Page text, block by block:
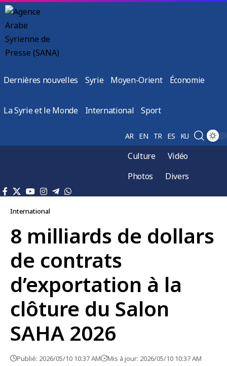
Dernières nouvelles Syrie Moyen-Orient Économie
La Syrie et le Monde International Sport
AR EN TR ES KU
Culture
Vidéo
Photos
Divers
International
8 milliards de dollars
de contrats
d’exportation à la
clôture du Salon
SAHA 2026
Publié: 2026/05/10 10:37 AM Mis à jour: 2026/05/10 10:37 AM